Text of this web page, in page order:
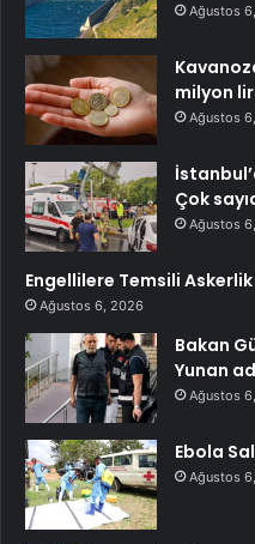
Ağustos
milyon
Ağustos
Çok
Ağustos
Engellilere Temsili Askerlik
Ağustos 6, 2026
Bakan
Yunan
Ağustos
Ebola
Ağustos